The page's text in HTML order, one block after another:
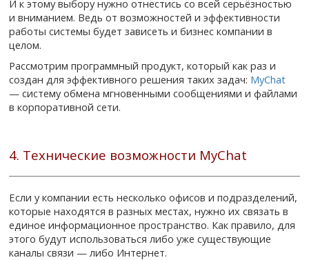
И к этому выбору нужно отнестись со всей серьёзностью
и вниманием. Ведь от возможностей и эффективности
работы системы будет зависеть и бизнес компании в
целом.
Рассмотрим программный продукт, который как раз и
создан для эффективного решения таких задач: MyChat
— систему обмена мгновенными сообщениями и файлами
в корпоративной сети.
4. Технические возможности MyChat
Если у компании есть несколько офисов и подразделений,
которые находятся в разных местах, нужно их связать в
единое информационное пространство. Как правило, для
этого будут использоваться либо уже существующие
каналы связи — либо Интернет.